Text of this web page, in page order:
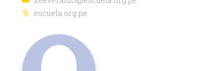
 escuela.org.pe